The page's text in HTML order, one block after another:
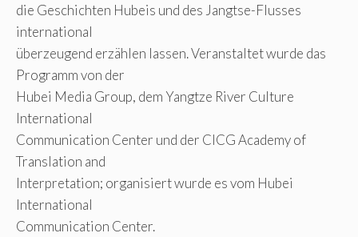
die Geschichten Hubeis und des Jangtse-Flusses
international
überzeugend erzählen lassen. Veranstaltet wurde das
Programm von der
Hubei Media Group, dem Yangtze River Culture
International
Communication Center und der CICG Academy of
Translation and
Interpretation; organisiert wurde es vom Hubei
International
Communication Center.